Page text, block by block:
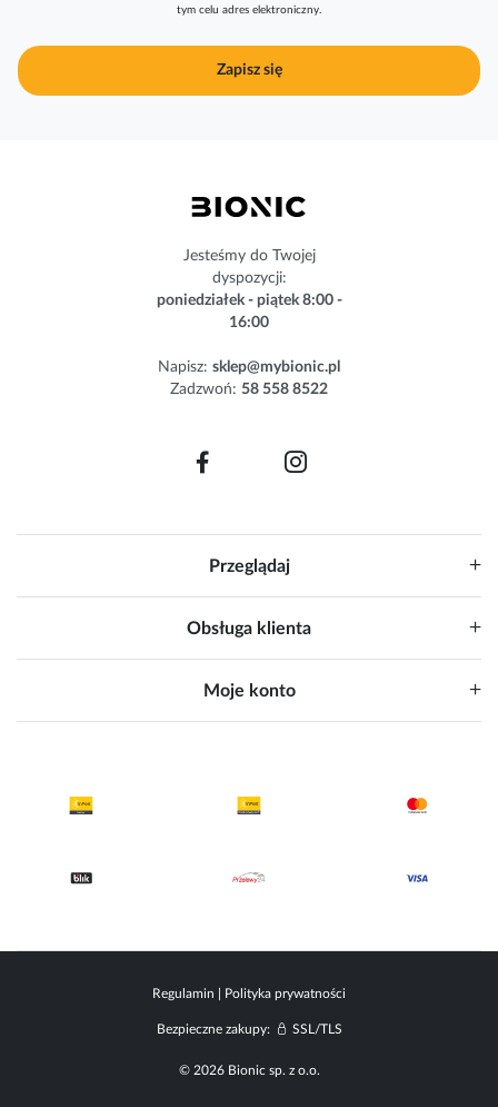
j
n
Zapisz się
tym celu adres elektroniczny.
Jesteśmy do Twojej
dyspozycji:
poniedziałek - piątek 8:00 -
16:00
Napisz: sklep@mybionic.pl
Zadzwoń: 58 558 8522
Przeglądaj
Obsługa klienta
Moje konto
Regulamin Polityka prywatności
Bezpieczne zakupy: SSL/TLS
© 2026 Bionic sp. z o.o.